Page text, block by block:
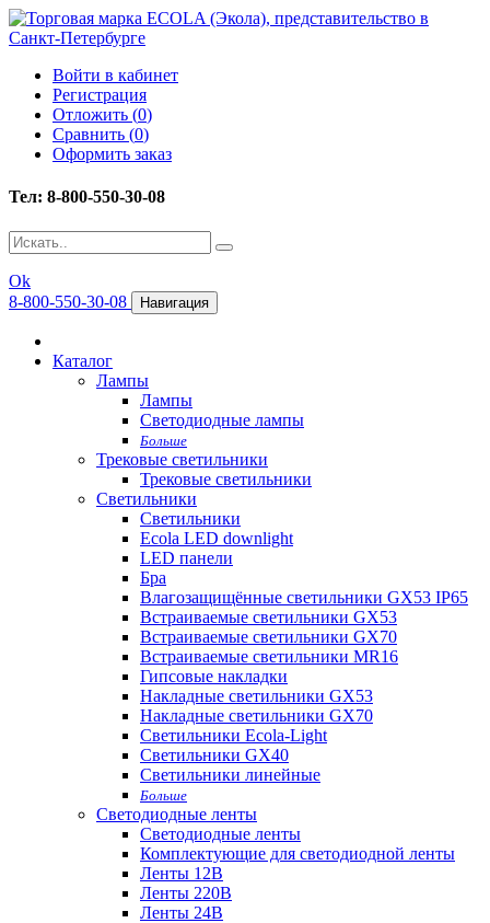
Войти в кабинет
Регистрация
Отложить (0)
Сравнить (0)
Оформить заказ
Тел: 8-800-550-30-08
Ok
8-800-550-30-08
Навигация
Каталог
Лампы
Лампы
Светодиодные лампы
Больше
Трековые светильники
Трековые светильники
Светильники
Светильники
Ecola LED downlight
LED панели
Бра
Влагозащищённые светильники GX53 IP65
Встраиваемые светильники GX53
Встраиваемые светильники GX70
Встраиваемые светильники MR16
Гипсовые накладки
Накладные светильники GX53
Накладные светильники GX70
Светильники Ecola-Light
Светильники GX40
Светильники линейные
Больше
Светодиодные ленты
Светодиодные ленты
Комплектующие для светодиодной ленты
Ленты 12В
Ленты 220В
Ленты 24В